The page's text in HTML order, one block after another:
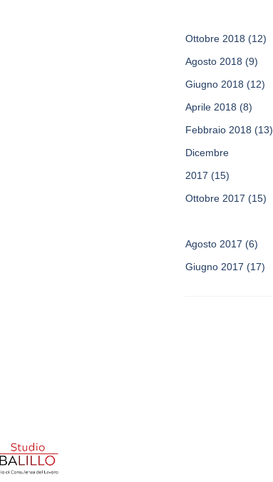
Ottobre 2018 (12)
Agosto 2018 (9)
Giugno 2018 (12)
Aprile 2018 (8)
Febbraio 2018 (13)
Dicembre
2017 (15)
Ottobre 2017 (15)
Agosto 2017 (6)
Giugno 2017 (17)